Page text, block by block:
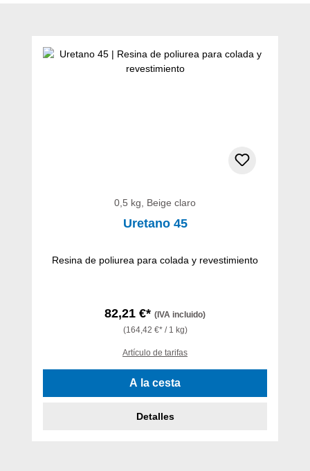
0,5 kg, Beige claro
Uretano 45
Resina de poliurea para colada y revestimiento
82,21 €* (IVA incluido)
(164,42 €* / 1 kg)
Artículo de tarifas
A la cesta
Detalles